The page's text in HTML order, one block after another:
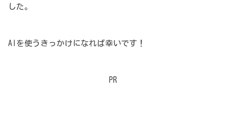
した。
AIを使うきっかけになれば幸いです！
PR